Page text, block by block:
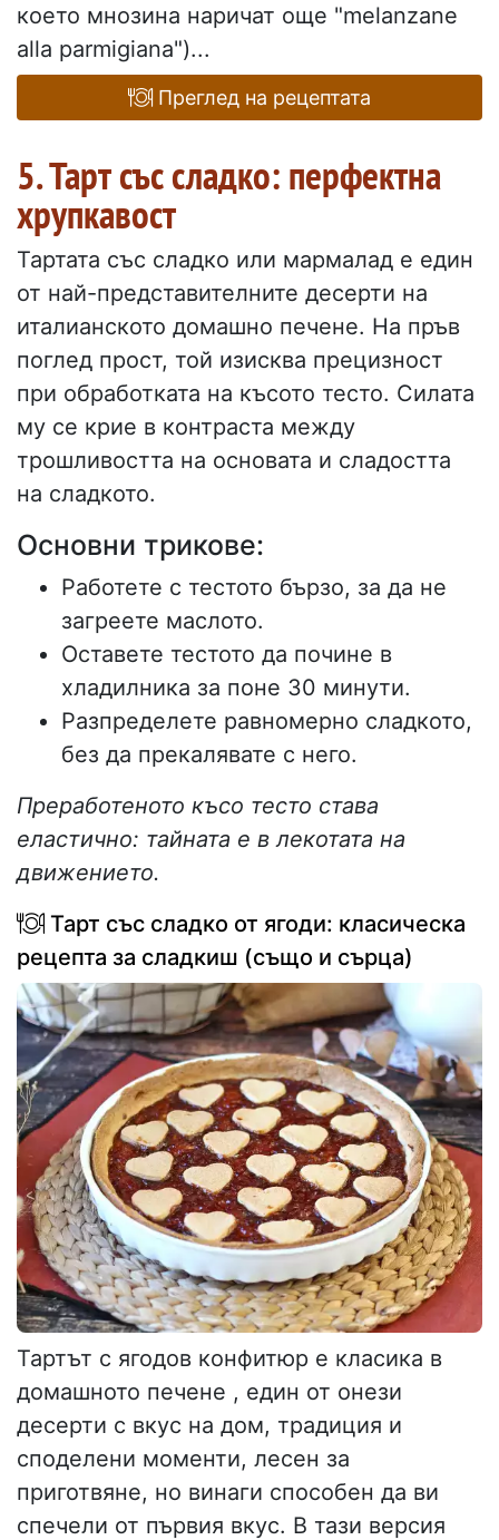
което мнозина наричат още "melanzane
alla parmigiana")...
Преглед на рецептата
5. Тарт със сладко: перфектна
хрупкавост
Тартата със сладко или мармалад е един
от най-представителните десерти на
италианското домашно печене. На пръв
поглед прост, той изисква прецизност
при обработката на късото тесто. Силата
му се крие в контраста между
трошливостта на основата и сладостта
на сладкото.
Основни трикове:
Работете с тестото бързо, за да не
загреете маслото.
Оставете тестото да почине в
хладилника за поне 30 минути.
Разпределете равномерно сладкото,
без да прекалявате с него.
Преработеното късо тесто става
еластично: тайната е в лекотата на
движението.
Тарт със сладко от ягоди: класическа
рецепта за сладкиш (също и сърца)
Тартът с ягодов конфитюр е класика в
домашното печене , един от онези
десерти с вкус на дом, традиция и
споделени моменти, лесен за
приготвяне, но винаги способен да ви
спечели от първия вкус. В тази версия